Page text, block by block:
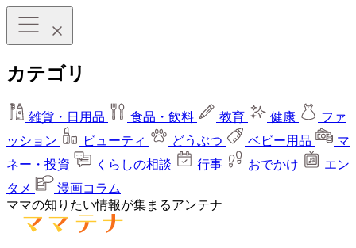
カテゴリ
雑貨・日用品 食品・飲料 教育 健康
ファ
ッション
ビューティ どうぶつ ベビー用品
マ
ネー・投資
くらしの相談 行事 おでかけ
エン
タメ
漫画コラム
ママの知りたい情報が集まるアンテナ